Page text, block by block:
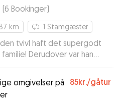
(6 Bookinger)
km 1 Stamgæster
tvivl haft det supergodt
Derudover var han
løsningsorienteret, da vi fik
med meget kort varsel. Kan
omgivelser på
85kr./gåtur